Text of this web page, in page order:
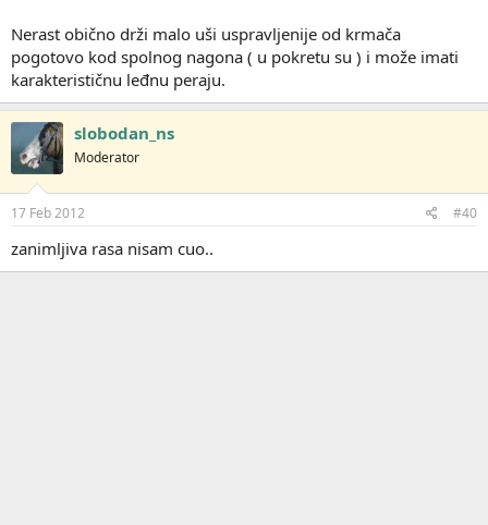
Nerast obično drži malo uši uspravljenije od krmača
pogotovo kod spolnog nagona ( u pokretu su ) i može imati
karakterističnu leđnu peraju.
slobodan_ns
Moderator
17 Feb 2012 #40
zanimljiva rasa nisam cuo..